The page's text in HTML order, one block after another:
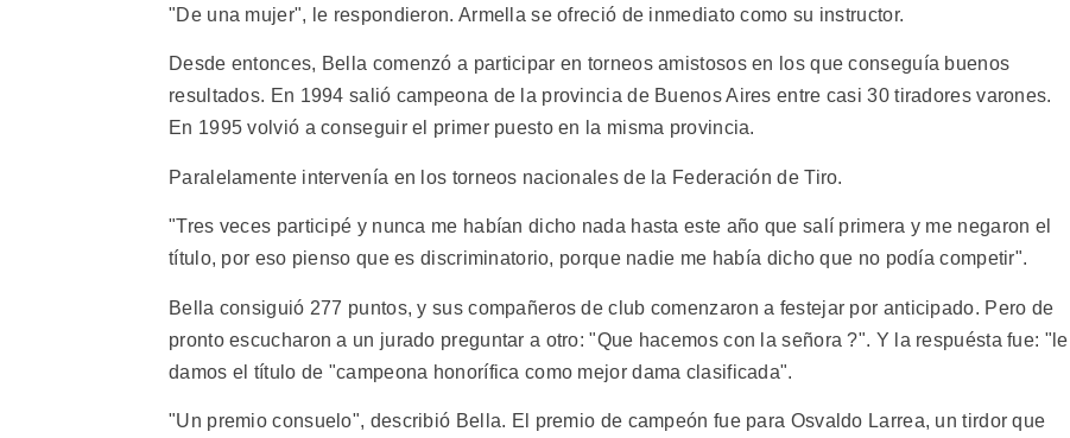
"De una mujer", le respondieron. Armella se ofreció de inmediato como su instructor.
Desde entonces, Bella comenzó a participar en torneos amistosos en los que conseguía buenos
resultados. En 1994 salió campeona de la provincia de Buenos Aires entre casi 30 tiradores varones.
En 1995 volvió a conseguir el primer puesto en la misma provincia.
Paralelamente intervenía en los torneos nacionales de la Federación de Tiro.
"Tres veces participé y nunca me habían dicho nada hasta este año que salí primera y me negaron el
título, por eso pienso que es discriminatorio, porque nadie me había dicho que no podía competir".
Bella consiguió 277 puntos, y sus compañeros de club comenzaron a festejar por anticipado. Pero de
pronto escucharon a un jurado preguntar a otro: "Que hacemos con la señora ?". Y la respuésta fue: "le
damos el título de "campeona honorífica como mejor dama clasificada".
"Un premio consuelo", describió Bella. El premio de campeón fue para Osvaldo Larrea, un tirdor que